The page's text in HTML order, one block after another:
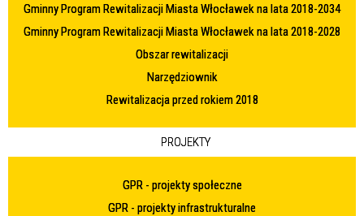
Gminny Program Rewitalizacji Miasta Włocławek na lata 2018-2034
Gminny Program Rewitalizacji Miasta Włocławek na lata 2018-2028
Obszar rewitalizacji
Narzędziownik
Rewitalizacja przed rokiem 2018
PROJEKTY
GPR - projekty społeczne
GPR - projekty infrastrukturalne